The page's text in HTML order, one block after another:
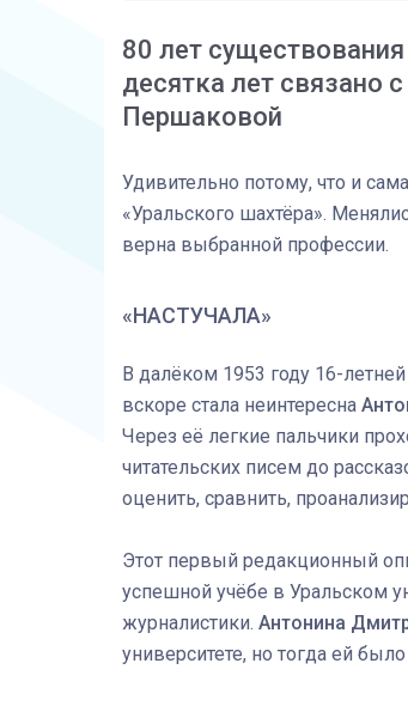
80 лет
десятка лет связано
Першаковой
Удивительно потому, что и
«Уральского шахтёра».
верна выбранной профессии.
«НАСТУЧАЛА»
В далёком 1953 году 16-
вскоре стала неинтересна
Через её легкие пальчики
читательских писем до
оценить, сравнить,
Этот первый редакционный
успешной учёбе в Уральском
журналистики. Антонина
университете, но тогда ей